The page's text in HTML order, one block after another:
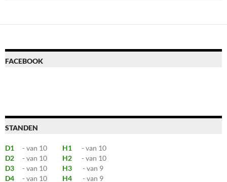
FACEBOOK
STANDEN
D1 - van 10 H1
- van 10
D2
- van 10 H2
- van 10
D3
- van 10 H3
- van 9
D4
- van 10 H4
- van 9